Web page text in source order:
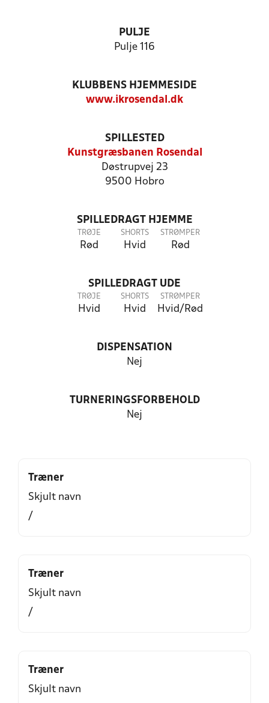
PULJE
Pulje 116
KLUBBENS HJEMMESIDE
www.ikrosendal.dk
SPILLESTED
Kunstgræsbanen Rosendal
Døstrupvej 23
9500 Hobro
SPILLEDRAGT HJEMME
TRØJE
Rød
SHORTS
Hvid
STRØMPER
Rød
SPILLEDRAGT UDE
TRØJE
Hvid
SHORTS
Hvid
STRØMPER
Hvid/Rød
DISPENSATION
Nej
TURNERINGSFORBEHOLD
Nej
Træner
Skjult navn
/
Træner
Skjult navn
/
Træner
Skjult navn